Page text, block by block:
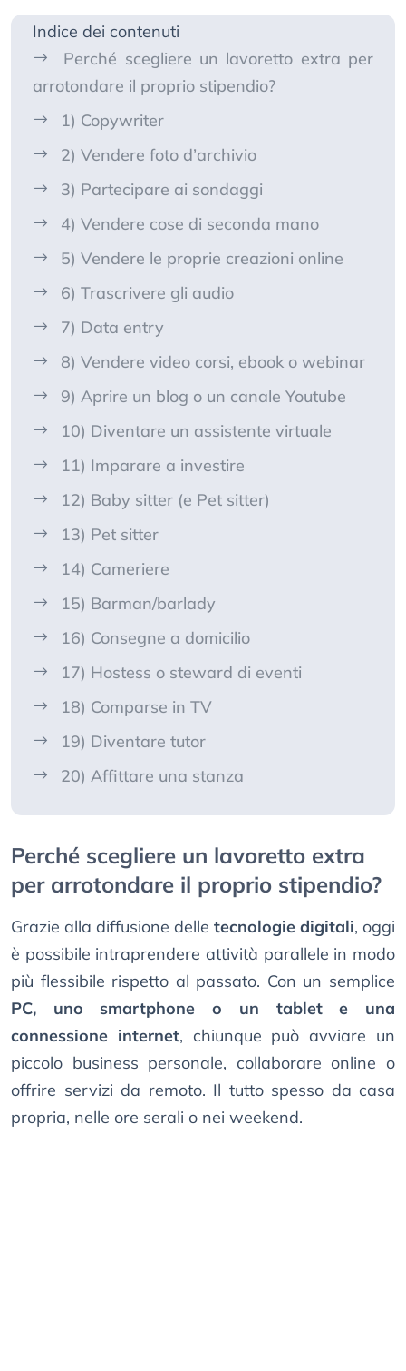
Indice dei contenuti
Perché scegliere un lavoretto extra per
arrotondare il proprio stipendio?
1) Copywriter
2) Vendere foto d’archivio
3) Partecipare ai sondaggi
4) Vendere cose di seconda mano
5) Vendere le proprie creazioni online
6) Trascrivere gli audio
7) Data entry
8) Vendere video corsi, ebook o webinar
9) Aprire un blog o un canale Youtube
10) Diventare un assistente virtuale
11) Imparare a investire
12) Baby sitter (e Pet sitter)
13) Pet sitter
14) Cameriere
15) Barman/barlady
16) Consegne a domicilio
17) Hostess o steward di eventi
18) Comparse in TV
19) Diventare tutor
20) Affittare una stanza
Perché scegliere un lavoretto extra
per arrotondare il proprio stipendio?
Grazie alla diffusione delle tecnologie digitali, oggi
è possibile intraprendere attività parallele in modo
più flessibile rispetto al passato. Con un semplice
PC, uno smartphone o un tablet e una
connessione internet, chiunque può avviare un
piccolo business personale, collaborare online o
offrire servizi da remoto. Il tutto spesso da casa
propria, nelle ore serali o nei weekend.